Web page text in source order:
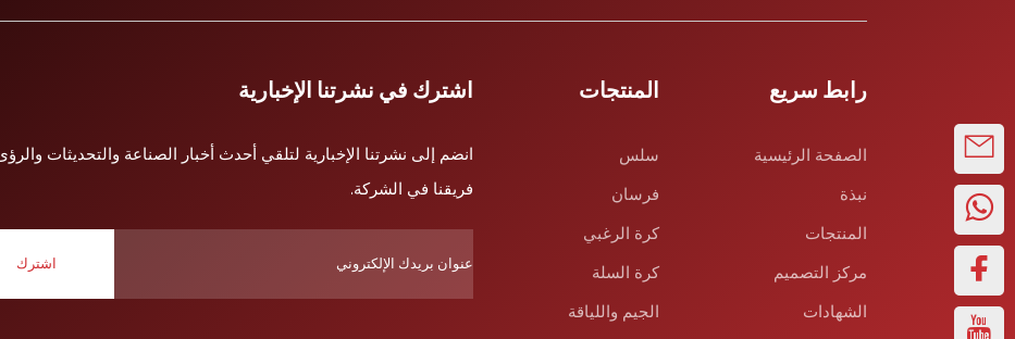
رابط سريع
الصفحة الرئيسية
نبذة
المنتجات
مركز التصميم
الشهادات
المنتجات
سلس
فرسان
كرة الرغبي
كرة السلة
الجيم واللياقة
اشترك في نشرتنا الإخبارية
انضم إلى نشرتنا الإخبارية لتلقي أحدث أخبار الصناعة والتحديثات
فريقنا في الشركة.
اشترك